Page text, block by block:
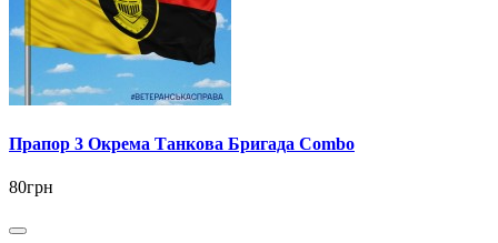
Прапор 3 Окрема Танкова Бригада Combo
80грн